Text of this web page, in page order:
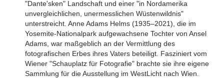
"Dante'sken" Landschaft und einer "in Nordamerika
unvergleichlichen, unermesslichen Wüstenwildnis"
unterstreicht. Anne Adams Helms (1935–2021), die im
Yosemite-Nationalpark aufgewachsene Tochter von Ansel
Adams, war maßgeblich an der Vermittlung des
fotografischen Erbes ihres Vaters beteiligt. Fasziniert vom
Wiener "Schauplatz für Fotografie" brachte sie ihre eigene
Sammlung für die Ausstellung im WestLicht nach Wien.